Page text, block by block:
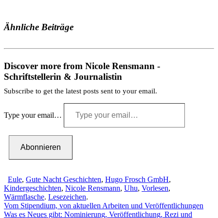
Ähnliche Beiträge
Discover more from Nicole Rensmann -
Schriftstellerin & Journalistin
Subscribe to get the latest posts sent to your email.
Type your email…
Abonnieren
Eule, Gute Nacht Geschichten, Hugo Frosch GmbH,
Kindergeschichten, Nicole Rensmann, Uhu, Vorlesen,
Wärmflasche. Lesezeichen.
Vom Stipendium, von aktuellen Arbeiten und Veröffentlichungen
Was es Neues gibt: Nominierung, Veröffentlichung, Rezi und